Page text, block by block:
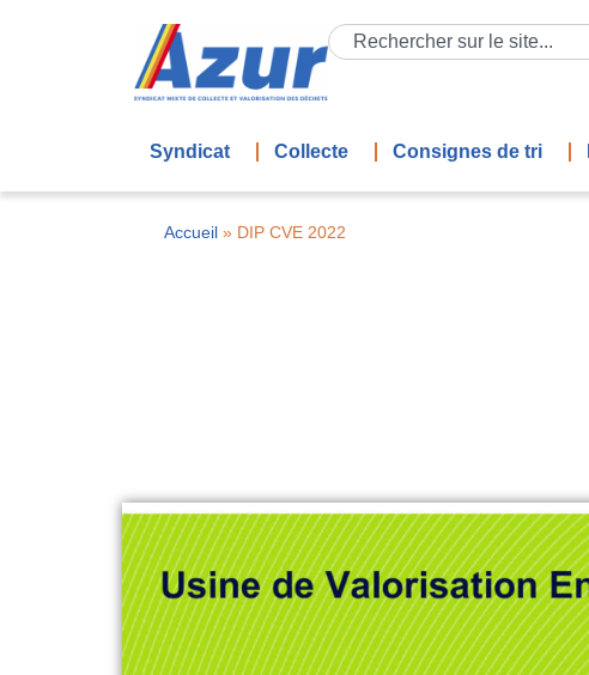
Syndicat Collecte Consignes de tri
Accueil » DIP CVE 2022